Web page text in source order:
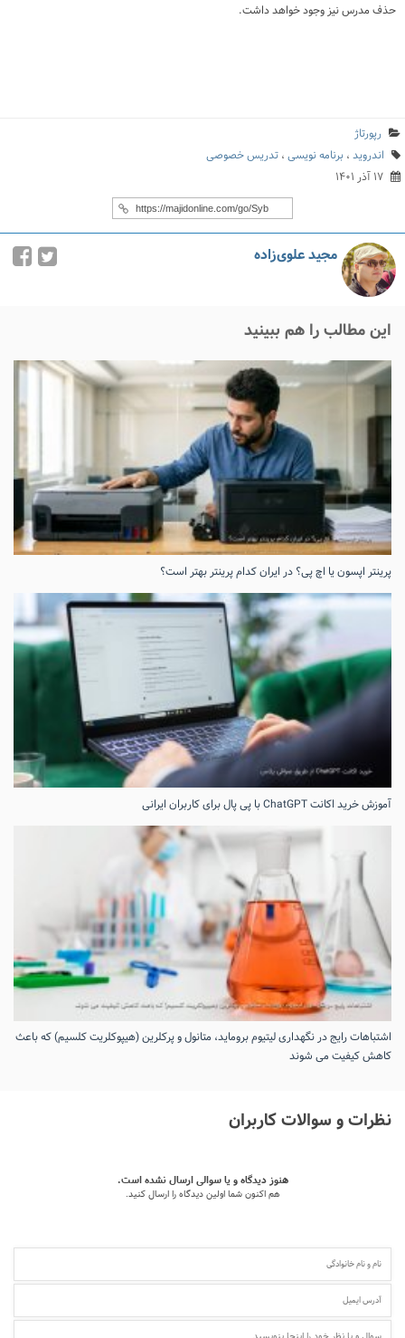
حذف مدرس نیز وجود خواهد داشت.
رپورتاژ
اندروید ، برنامه نویسی ، تدریس خصوصی
۱۷ آذر ۱۴۰۱
مجید علوی‌زاده
این مطالب را هم ببینید
پرینتر اپسون یا اچ پی؟ در ایران کدام پرینتر بهتر است؟
آموزش خرید اکانت ChatGPT با پی پال برای کاربران ایرانی
اشتباهات رایج در نگهداری لیتیوم بروماید، متانول و پرکلرین (هیپوکلریت کلسیم) که باعث
کاهش کیفیت می‌ شوند
نظرات و سوالات کاربران
هنوز دیدگاه و یا سوالی ارسال نشده است.
هم اکنون شما اولین دیدگاه را ارسال کنید.